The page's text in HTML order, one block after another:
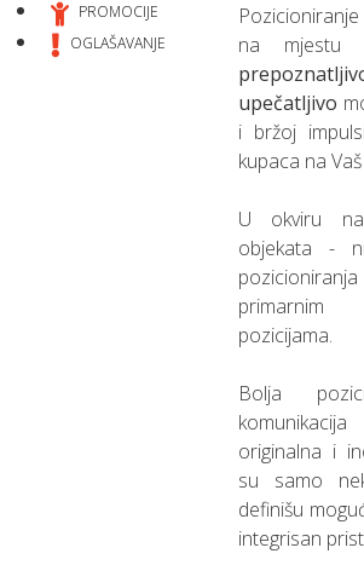
PROMOCIJE
OGLAŠAVANJE
na mjestu
upečatljivo
i bržoj
kupaca na
U okviru
objekata -
primarnim
pozicijama.
Bolja
originalna i
su samo
definišu
integrisan